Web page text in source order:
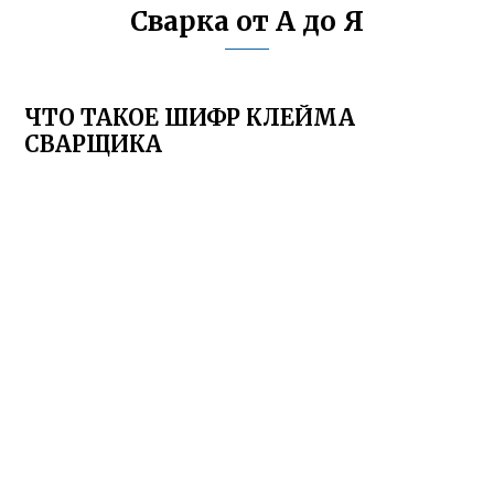
Сварка от А до Я
ЧТО ТАКОЕ ШИФР КЛЕЙМА
СВАРЩИКА